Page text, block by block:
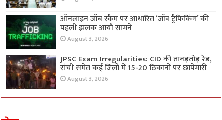
ऑनलाइन जॉब स्कैम पर आधारित ‘जॉब ट्रैफिकिंग’ की
पहली झलक आयी सामने
August 3, 2026
JPSC Exam Irregularities: CID की ताबड़तोड़ रेड,
रांची समेत कई जिलों में 15-20 ठिकानों पर छापेमारी
August 3, 2026